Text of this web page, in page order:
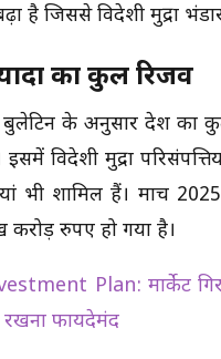
है जिससे विदेशी मुद्रा
का कुल रिजर्व
के अनुसार देश का
विदेशी मुद्रा
भी शामिल हैं। मार्च
रुपए हो गया है।
Plan: मार्केट
रखना फायदेमंद